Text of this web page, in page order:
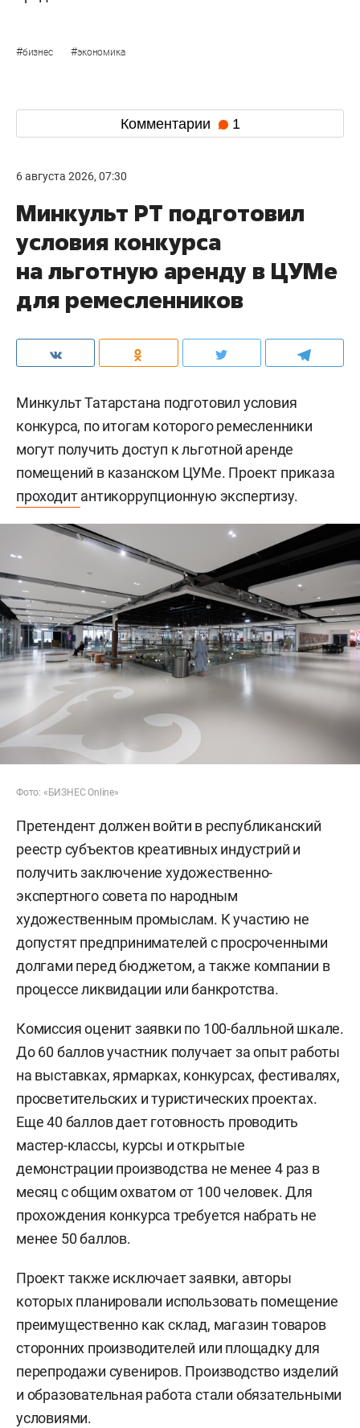
#бизнес #экономика
Комментарии 1
6 августа 2026, 07:30
Минкульт РТ подготовил
условия конкурса
на льготную аренду в ЦУМе
для ремесленников
Минкульт Татарстана подготовил условия
конкурса, по итогам которого ремесленники
могут получить доступ к льготной аренде
помещений в казанском ЦУМе. Проект приказа
проходитантикоррупционную экспертизу.
Фото: «БИЗНЕС Online»
Претендент должен войти в республиканский
реестр субъектов креативных индустрий и
получить заключение художественно-
экспертного совета по народным
художественным промыслам. К участию не
допустят предпринимателей с просроченными
долгами перед бюджетом, а также компании в
процессе ликвидации или банкротства.
Комиссия оценит заявки по 100-балльной шкале.
До 60 баллов участник получает за опыт работы
на выставках, ярмарках, конкурсах, фестивалях,
просветительских и туристических проектах.
Еще 40 баллов дает готовность проводить
мастер-классы, курсы и открытые
демонстрации производства не менее 4 раз в
месяц с общим охватом от 100 человек. Для
прохождения конкурса требуется набрать не
менее 50 баллов.
Проект также исключает заявки, авторы
которых планировали использовать помещение
преимущественно как склад, магазин товаров
сторонних производителей или площадку для
перепродажи сувениров. Производство изделий
и образовательная работа стали обязательными
условиями.